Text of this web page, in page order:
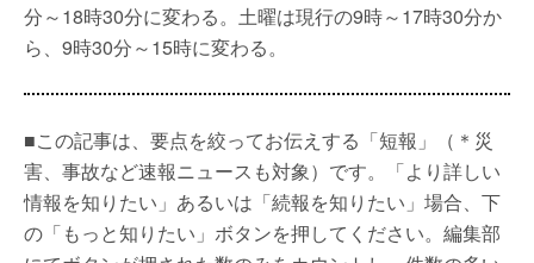
分～18時30分に変わる。土曜は現行の9時～17時30分か
ら、9時30分～15時に変わる。
■この記事は、要点を絞ってお伝えする「短報」（＊災
害、事故など速報ニュースも対象）です。「より詳しい
情報を知りたい」あるいは「続報を知りたい」場合、下
の「もっと知りたい」ボタンを押してください。編集部